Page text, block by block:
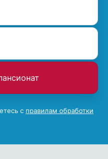
с правилам обработки